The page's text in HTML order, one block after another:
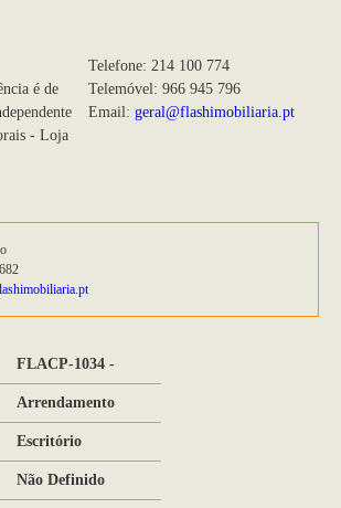
é de
- Loja
Telefone: 214 100 774
Telemóvel: 966 945 796
Email: geral@flashimobiliaria.pt
FLACP-1034 -
Arrendamento
Escritório
Não Definido